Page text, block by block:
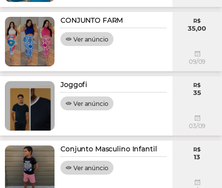
CONJUNTO FARM
Ver anúncio
R$
35,00
09/09
Joggofi
Ver anúncio
R$
35
03/09
Conjunto Masculino Infantil
Ver anúncio
R$
13